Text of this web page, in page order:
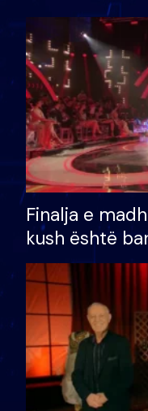
Finalja e
kush është
shtëpinë dhe
të fituar